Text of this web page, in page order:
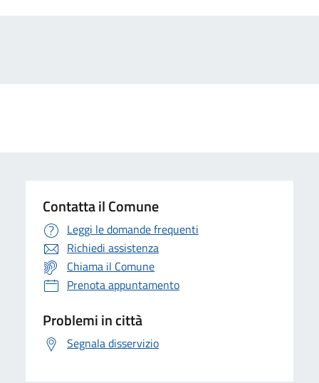
Contatta il Comune
Leggi le domande frequenti
Richiedi assistenza
Chiama il Comune
Prenota appuntamento
Problemi in città
Segnala disservizio